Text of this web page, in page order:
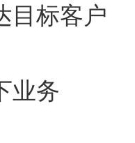
目标客户
业务